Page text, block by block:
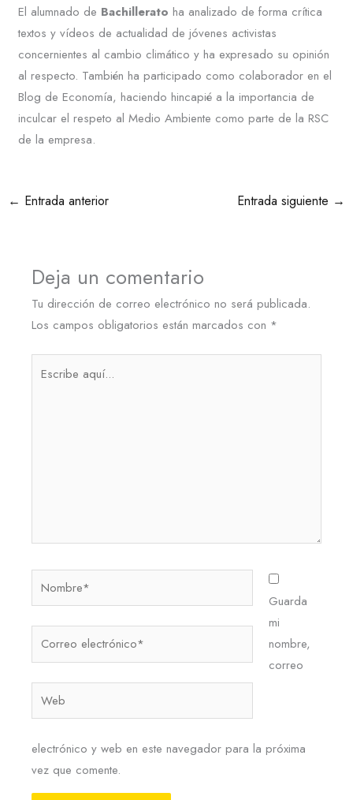
entorno. Cumbre de la Juventud
2019 ACCIÓN CLIMÁTICA
El alumnado de Bachilleratoha analizado de forma crítica
textos y vídeos de actualidad de jóvenes activistas
concernientes al cambio climático y ha expresado su opinión
al respecto. También ha participado como colaborador en el
Blog de Economía, haciendo hincapié a la importancia de
inculcar el respeto al Medio Ambiente como parte de la RSC
de la empresa.
← Entrada anterior Entrada siguiente →
Deja un comentario
Tu dirección de correo electrónico no será publicada.
Los campos obligatorios están marcados con *
Nombre*
Guarda
mi
nombre,
correo
electrónico y web en este navegador para la próxima
vez que comente.